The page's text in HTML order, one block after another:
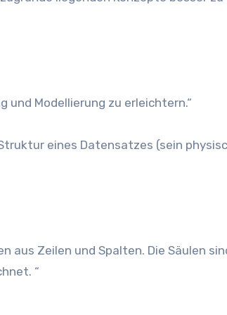
und Modellierung zu erleichtern.“
eines Datensatzes (sein
Zeilen und Spalten. Die Säulen
“